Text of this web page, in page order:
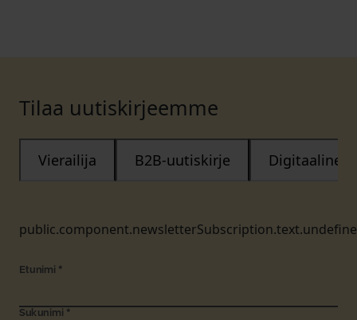
Tilaa uutiskirjeemme
Vierailija B2B-uutiskirje Digitaalinen
Etunimi *
Sukunimi *